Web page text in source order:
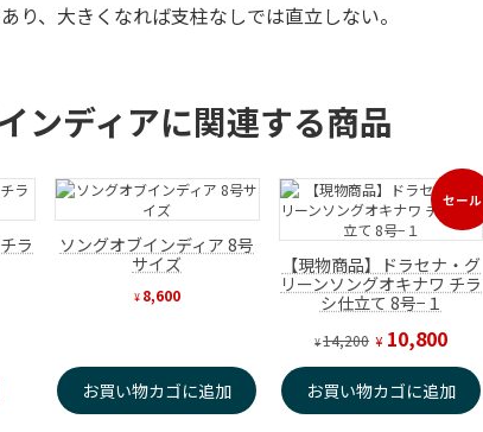
り、大きくなれば支柱なしでは直立しない。
ンディアに関連する商品
ラ
ソングオブインディア 8号
サイズ
¥ 8,600
お買い物カゴに追加
セール
販
売
中
の
商
品
【現物商品】ドラセナ・グ
リーンソングオキナワ チラ
シ仕立て 8号−１
¥14,200 元
の
価
格
は
¥ 10,800現
の
価
格
お買い物カゴに追加